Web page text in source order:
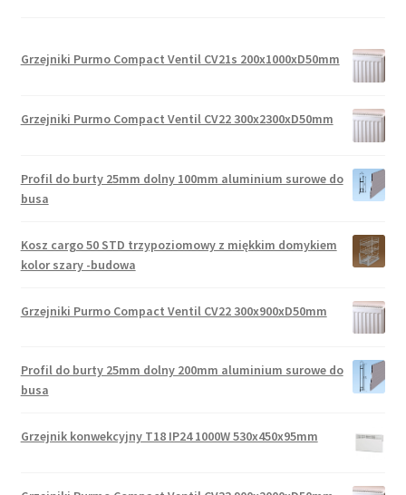
Grzejniki Purmo Compact Ventil CV21s 200x1000xD50mm
Grzejniki Purmo Compact Ventil CV22 300x2300xD50mm
Profil do burty 25mm dolny 100mm aluminium surowe do
busa
Kosz cargo 50 STD trzypoziomowy z miękkim domykiem
kolor szary -budowa
Grzejniki Purmo Compact Ventil CV22 300x900xD50mm
Profil do burty 25mm dolny 200mm aluminium surowe do
busa
Grzejnik konwekcyjny T18 IP24 1000W 530x450x95mm